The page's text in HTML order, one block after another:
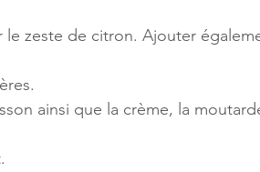
le zeste de citron. Ajouter
ainsi que la crème, la